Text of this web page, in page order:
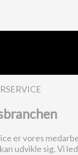
er vores
udvikle sig. Vi